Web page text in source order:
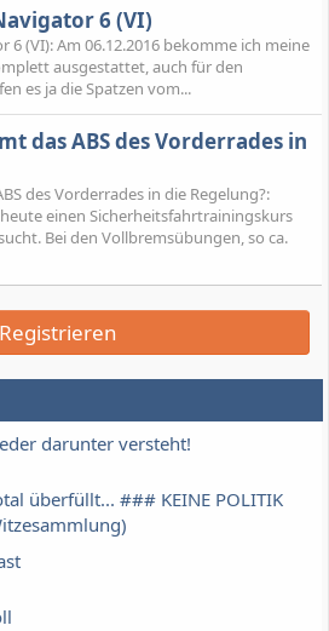
6 (VI)
(VI): Am 06.12.2016 bekomme ich meine
ausgestattet, auch für den
es ja die Spatzen vom...
das ABS des Vorderrades in
des Vorderrades in die Regelung?:
einen Sicherheitsfahrtrainingskurs
Bei den Vollbremsübungen, so ca.
Registrieren
darunter versteht!
überfüllt... ### KEINE POLITIK